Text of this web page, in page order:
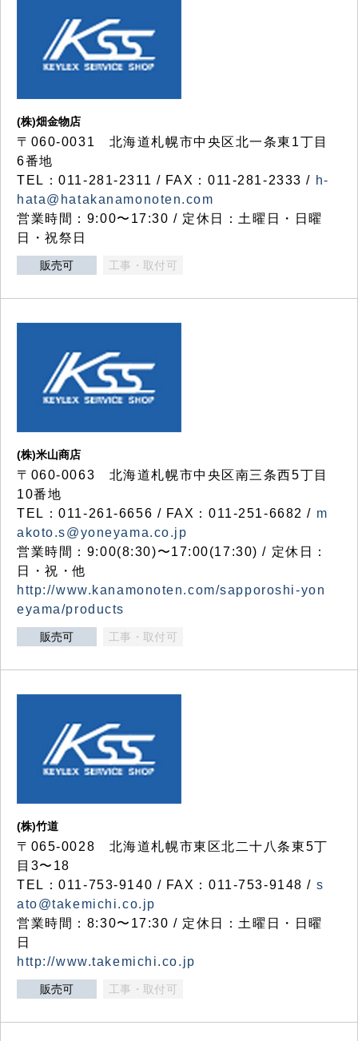
(株)畑金物店
〒060-0031 北海道札幌市中央区北一条東1丁目
6番地
TEL：011-281-2311 / FAX：011-281-2333 / h-
hata@hatakanamonoten.com
営業時間：9:00〜17:30 / 定休日：土曜日・日曜
日・祝祭日
販売可 工事・取付可
(株)米山商店
〒060-0063 北海道札幌市中央区南三条西5丁目
10番地
TEL：011-261-6656 / FAX：011-251-6682 / m
akoto.s@yoneyama.co.jp
営業時間：9:00(8:30)〜17:00(17:30) / 定休日：
日・祝・他
http://www.kanamonoten.com/sapporoshi-yon
eyama/products
販売可 工事・取付可
(株)竹道
〒065-0028 北海道札幌市東区北二十八条東5丁
目3〜18
TEL：011-753-9140 / FAX：011-753-9148 / s
ato@takemichi.co.jp
営業時間：8:30〜17:30 / 定休日：土曜日・日曜
日
http://www.takemichi.co.jp
販売可 工事・取付可